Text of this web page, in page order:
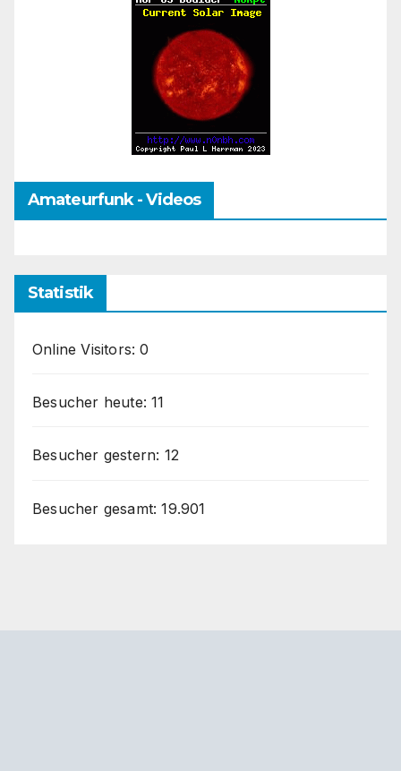
Amateurfunk - Videos
Statistik
Online Visitors:0
Besucher heute:11
Besucher gestern: 12
Besucher gesamt:19.901